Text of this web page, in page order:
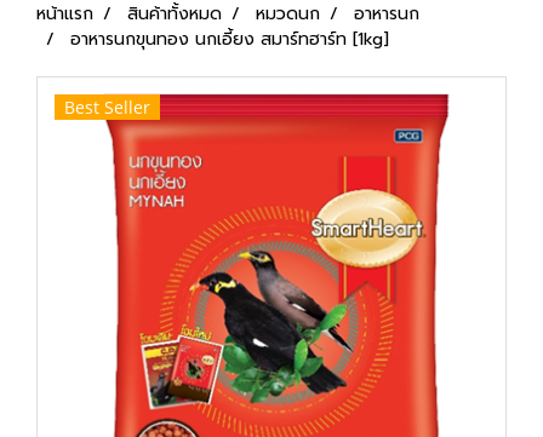
หน้าแรก สินค้าทั้งหมด หมวดนก
อาหารนก
อาหารนกขุนทอง นกเอี้ยง สมาร์ทฮาร์ท [1kg]
Best Seller